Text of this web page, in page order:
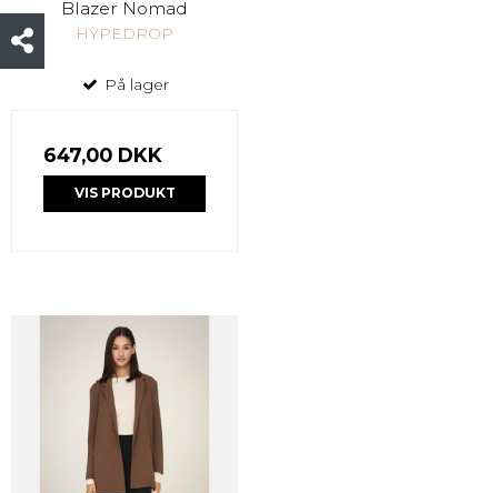
Blazer Nomad
HYPEDROP
På lager
647,00 DKK
VIS PRODUKT